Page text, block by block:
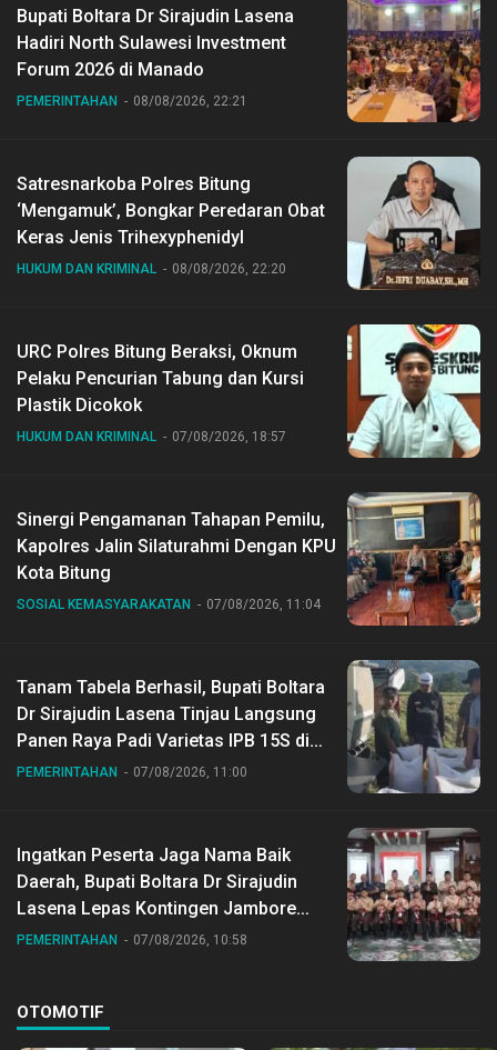
Bupati Boltara Dr Sirajudin Lasena
Hadiri North Sulawesi Investment
Forum 2026 di Manado
PEMERINTAHAN 08/08/2026, 22:21
Satresnarkoba Polres Bitung
‘Mengamuk’, Bongkar Peredaran Obat
Keras Jenis Trihexyphenidyl
HUKUM DAN KRIMINAL 08/08/2026, 22:20
URC Polres Bitung Beraksi, Oknum
Pelaku Pencurian Tabung dan Kursi
Plastik Dicokok
HUKUM DAN KRIMINAL 07/08/2026, 18:57
Sinergi Pengamanan Tahapan Pemilu,
Kapolres Jalin Silaturahmi Dengan KPU
Kota Bitung
SOSIAL KEMASYARAKATAN 07/08/2026, 11:04
Tanam Tabela Berhasil, Bupati Boltara
Dr Sirajudin Lasena Tinjau Langsung
Panen Raya Padi Varietas IPB 15S di
Desa Gihang
PEMERINTAHAN 07/08/2026, 11:00
Ingatkan Peserta Jaga Nama Baik
Daerah, Bupati Boltara Dr Sirajudin
Lasena Lepas Kontingen Jambore
Nasional ke XII di Buperta Cibubur
PEMERINTAHAN 07/08/2026, 10:58
OTOMOTIF